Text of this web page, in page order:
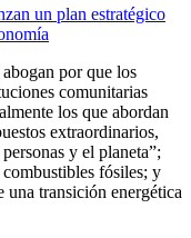
un plan estratégico
por que los
comunitarias
los que abordan
extraordinarios,
y el planeta”;
fósiles; y
una transición energética